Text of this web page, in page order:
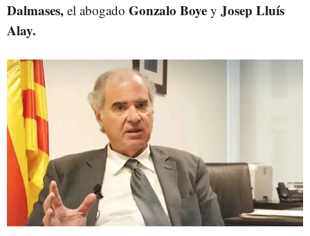
Dalmases, el abogado Gonzalo Boye y Josep Lluís
Alay.